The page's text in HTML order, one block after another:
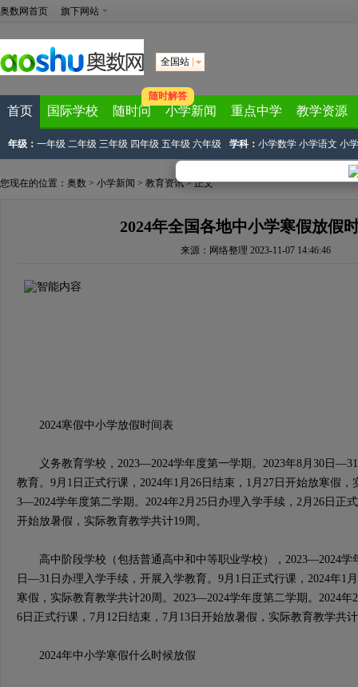
奥数网首页 旗下网站
全国站
首页 国际学校 随时问
随时解答
小学新闻 重点中学 教学资源
年级： 一年级 二年级 三年级 四年级 五年级 六年级 学科： 小学数学 小学语文 小
您现在的位置： 奥数 > 小学新闻 > 教育资讯> 正文
2024年全国各地中小学寒假放假
来源： 网络整理 2023-11-07 14:46:46
2024寒假中小学放假时间表
义务教育学校，2023—2024学年度第一学期。2023年8月30日
教育。9月1日正式行课，2024年1月26日结束，1月27日开始放寒假，
3—2024学年度第二学期。2024年2月25日办理入学手续，2月26日正
开始放暑假，实际教育教学共计19周。
高中阶段学校（包括普通高中和中等职业学校），2023—2024学
日—31日办理入学手续，开展入学教育。9月1日正式行课，2024年1
寒假，实际教育教学共计20周。2023—2024学年度第二学期。2024年
6日正式行课，7月12日结束，7月13日开始放暑假，实际教育教学共
2024年中小学寒假什么时候放假